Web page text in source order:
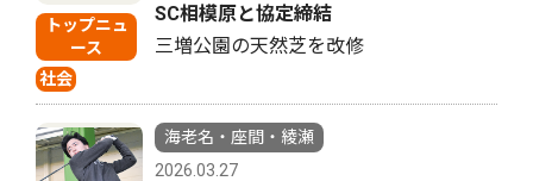
トップニュ
ース
社会
SC相模原と協定締結
三増公園の天然芝を改修
海老名・座間・綾瀬
2026.03.27